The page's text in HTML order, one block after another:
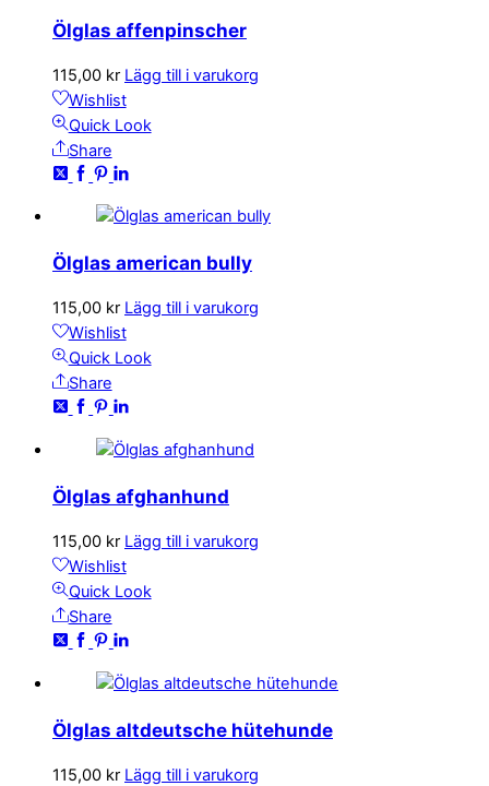
Ölglas affenpinscher
115,00 kr Lägg till i varukorg
Wishlist
Quick Look
Share
Ölglas american bully
115,00 kr Lägg till i varukorg
Wishlist
Quick Look
Share
Ölglas afghanhund
115,00 kr Lägg till i varukorg
Wishlist
Quick Look
Share
Ölglas altdeutsche hütehunde
115,00 kr Lägg till i varukorg